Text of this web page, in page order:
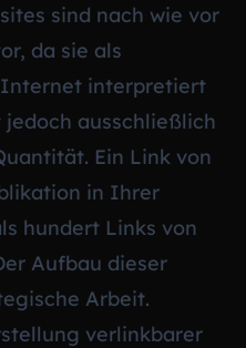
sind nach wie vor
da sie als
interpretiert
ausschließlich
Ein Link von
in Ihrer
hundert Links von
Aufbau dieser
Arbeit.
verlinkbarer